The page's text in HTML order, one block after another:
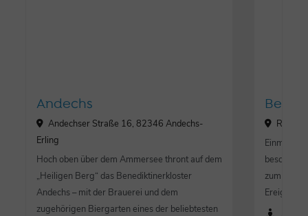
Andechs
Andechser Straße 16, 82346 Andechs-
Erling
Hoch oben über dem Ammersee thront auf dem
„Heiligen Berg“ das Benediktinerkloster
Andechs – mit der Brauerei und dem
zugehörigen Biergarten eines der beliebtesten
Berg
Einmal im
zum